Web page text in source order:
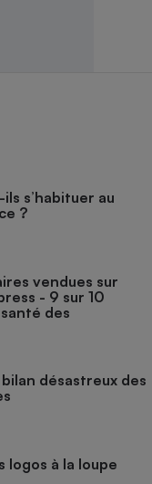
s’habituer au
?
vendues sur
- 9 sur 10
des
désastreux des
logos à la loupe